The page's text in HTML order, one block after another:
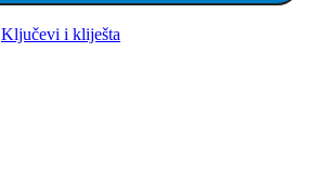
Ključevi i kliješta